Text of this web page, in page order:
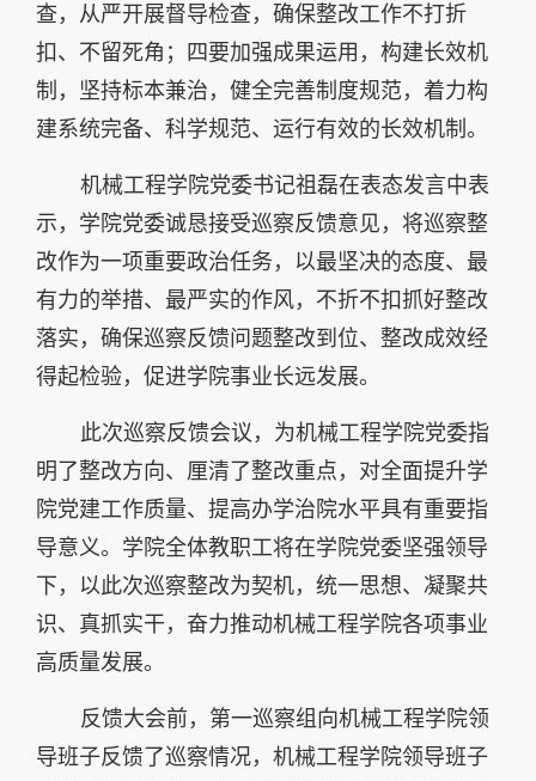
查，从严开展督导检查，确保整改工作不打折
扣、不留死角；四要加强成果运用，构建长效机
制，坚持标本兼治，健全完善制度规范，着力构
建系统完备、科学规范、运行有效的长效机制。
机械工程学院党委书记祖磊在表态发言中表
示，学院党委诚恳接受巡察反馈意见，将巡察整
改作为一项重要政治任务，以最坚决的态度、最
有力的举措、最严实的作风，不折不扣抓好整改
落实，确保巡察反馈问题整改到位、整改成效经
得起检验，促进学院事业长远发展。
此次巡察反馈会议，为机械工程学院党委指
明了整改方向、厘清了整改重点，对全面提升学
院党建工作质量、提高办学治院水平具有重要指
导意义。学院全体教职工将在学院党委坚强领导
下，以此次巡察整改为契机，统一思想、凝聚共
识、真抓实干，奋力推动机械工程学院各项事业
高质量发展。
反馈大会前，第一巡察组向机械工程学院领
导班子反馈了巡察情况，机械工程学院领导班子